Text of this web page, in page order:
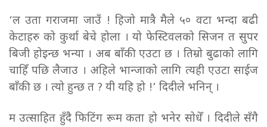
‘ल उता गराजमा जाउँ ! हिजो मात्रै मैले ५० वटा भन्दा बढी
केटाहरु को कुर्था बेचे होला । यो फेस्टिवलको सिजन त सुपर
बिजी होइन्छ भन्या । अब बाँकी एउटा छ । तिम्रो बुढाको लागि
चाहिँ पछि लैजाउ । अहिले भान्जाको लागि त्यही एउटा साईज
बाँकी छ । त्यो हुन्छ त ? यी यहि हो !’ दिदीले भनिन् ।
म उत्साहित हुँदै फिटिंग रूम कता हो भनेर सोधेँ । दिदीले सँगै